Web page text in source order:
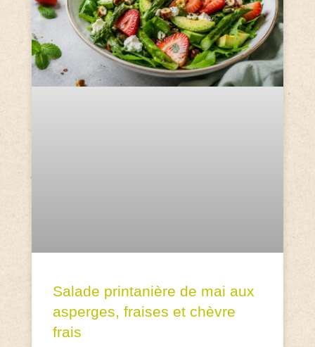
Salade printanière de mai aux
asperges, fraises et chèvre
frais